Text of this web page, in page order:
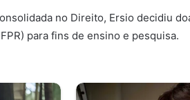
no Direito, Ersio decidiu
para fins de ensino e pesquisa.